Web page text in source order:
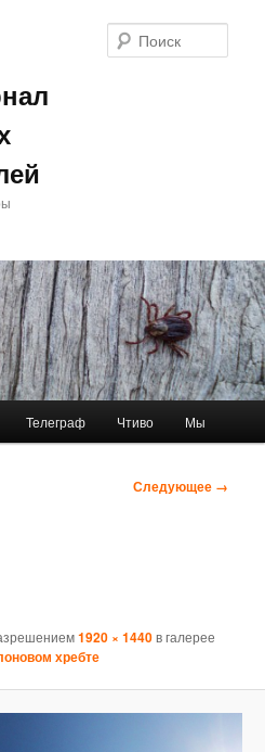
Телеграф Чтиво Мы
Следующее →
1920 × 1440в галерее
хребте